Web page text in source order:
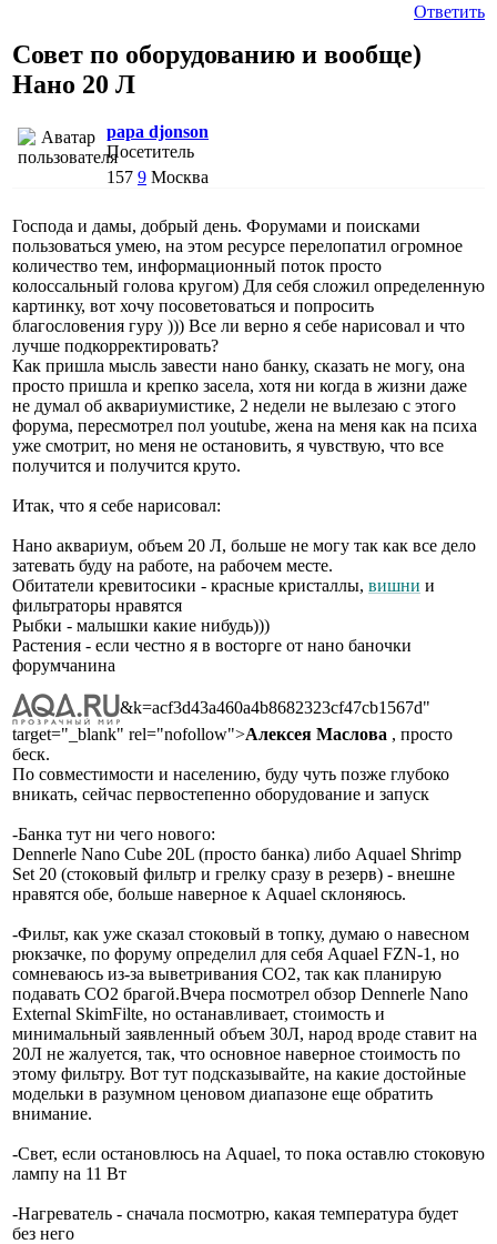
Ответить
Совет по оборудованию и вообще)
Нано 20 Л
papa djonson
Посетитель
157 9 Москва
Господа и дамы, добрый день. Форумами и поисками
пользоваться умею, на этом ресурсе перелопатил огромное
количество тем, информационный поток просто
колоссальный голова кругом) Для себя сложил определенную
картинку, вот хочу посоветоваться и попросить
благословения гуру ))) Все ли верно я себе нарисовал и что
лучше подкорректировать?
Как пришла мысль завести нано банку, сказать не могу, она
просто пришла и крепко засела, хотя ни когда в жизни даже
не думал об аквариумистике, 2 недели не вылезаю с этого
форума, пересмотрел пол youtube, жена на меня как на психа
уже смотрит, но меня не остановить, я чувствую, что все
получится и получится круто.
Итак, что я себе нарисовал:
Нано аквариум, объем 20 Л, больше не могу так как все дело
затевать буду на работе, на рабочем месте.
Обитатели кревитосики - красные кристаллы, вишни и
фильтраторы нравятся
Рыбки - малышки какие нибудь)))
Растения - если честно я в восторге от нано баночки
форумчанина
&k=acf3d43a460a4b8682323cf47cb1567d"
target="_blank" rel="nofollow">Алексея Маслова , просто
беск.
По совместимости и населению, буду чуть позже глубоко
вникать, сейчас первостепенно оборудование и запуск
-Банка тут ни чего нового:
Dennerle Nano Cube 20L (просто банка) либо Aquael Shrimp
Set 20 (стоковый фильтр и грелку сразу в резерв) - внешне
нравятся обе, больше наверное к Aquael склоняюсь.
-Фильт, как уже сказал стоковый в топку, думаю о навесном
рюкзачке, по форуму определил для себя Aquael FZN-1, но
сомневаюсь из-за выветривания CO2, так как планирую
подавать CO2 брагой.Вчера посмотрел обзор Dennerle Nano
External SkimFilte, но останавливает, стоимость и
минимальный заявленный объем 30Л, народ вроде ставит на
20Л не жалуется, так, что основное наверное стоимость по
этому фильтру. Вот тут подсказывайте, на какие достойные
модельки в разумном ценовом диапазоне еще обратить
внимание.
-Свет, если остановлюсь на Aquael, то пока оставлю стоковую
лампу на 11 Вт
-Нагреватель - сначала посмотрю, какая температура будет
без него